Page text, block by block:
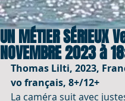
UN MÉTIER SÉRIEUX
NOVEMBRE 2023 à
Thomas Lilti, 2023,
vo français, 8+/12+
La caméra suit avec